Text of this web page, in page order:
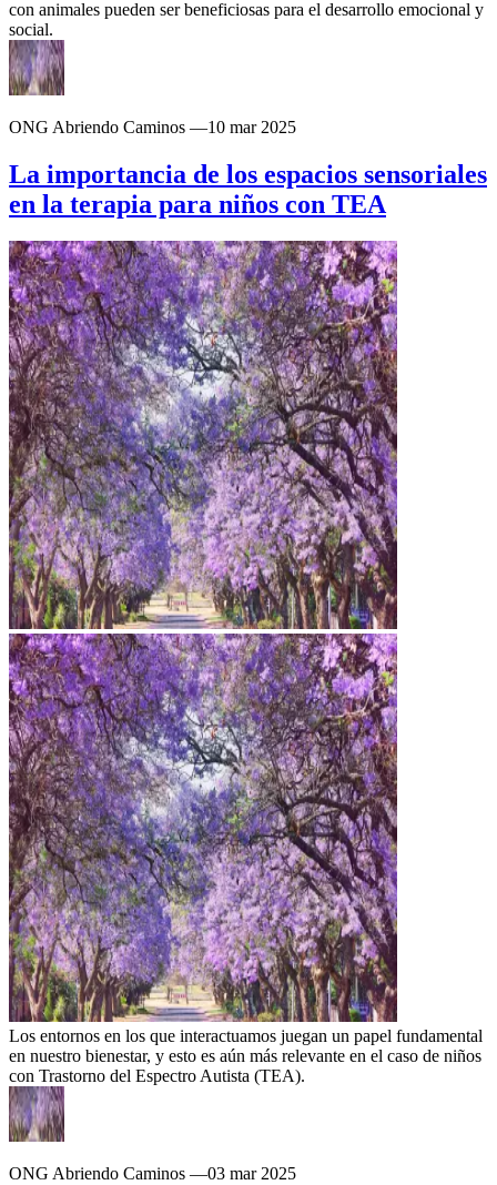
con animales pueden ser beneficiosas para el desarrollo emocional y
social.
ONG Abriendo Caminos —10 mar 2025
La importancia de los espacios sensoriales
en la terapia para niños con TEA
Los entornos en los que interactuamos juegan un papel fundamental
en nuestro bienestar, y esto es aún más relevante en el caso de niños
con Trastorno del Espectro Autista (TEA).
ONG Abriendo Caminos —03 mar 2025